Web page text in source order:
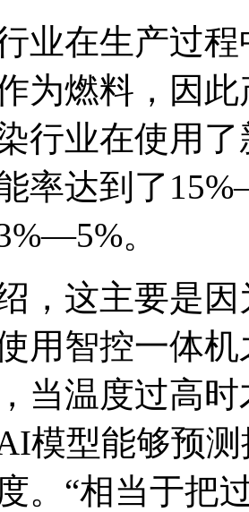
业在生产过
为燃料，因
行业在使用
率达到了
。
，这主要是
用智控一体
当温度过高
模型能够预
。“相当于把